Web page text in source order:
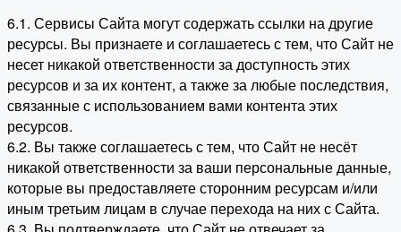
6.1. Сервисы Сайта могут содержать ссылки на другие
ресурсы. Вы признаете и соглашаетесь с тем, что Сайт не
несет никакой ответственности за доступность этих
ресурсов и за их контент, а также за любые последствия,
связанные с использованием вами контента этих
ресурсов.
6.2. Вы также соглашаетесь с тем, что Сайт не несёт
никакой ответственности за ваши персональные данные,
которые вы предоставляете сторонним ресурсам и/или
иным третьим лицам в случае перехода на них с Сайта.